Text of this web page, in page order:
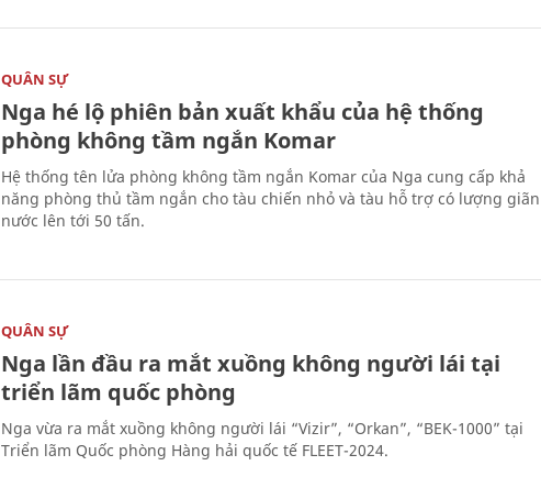
QUÂN SỰ
Nga hé lộ phiên bản xuất khẩu của hệ thống
phòng không tầm ngắn Komar
Hệ thống tên lửa phòng không tầm ngắn Komar của Nga cung cấp khả
năng phòng thủ tầm ngắn cho tàu chiến nhỏ và tàu hỗ trợ có lượng giãn
nước lên tới 50 tấn.
QUÂN SỰ
Nga lần đầu ra mắt xuồng không người lái tại
triển lãm quốc phòng
Nga vừa ra mắt xuồng không người lái “Vizir”, “Orkan”, “BEK-1000” tại
Triển lãm Quốc phòng Hàng hải quốc tế FLEET-2024.